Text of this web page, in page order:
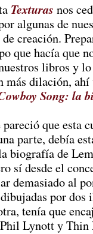
Texturas nos
algunas de
creación.
que hacía que
libros y
más dilación, ahí
Song: la
que esta
parte, debía
biografía de
sí desde el
demasiado al
por dos
tenía que
Lynott y Thin